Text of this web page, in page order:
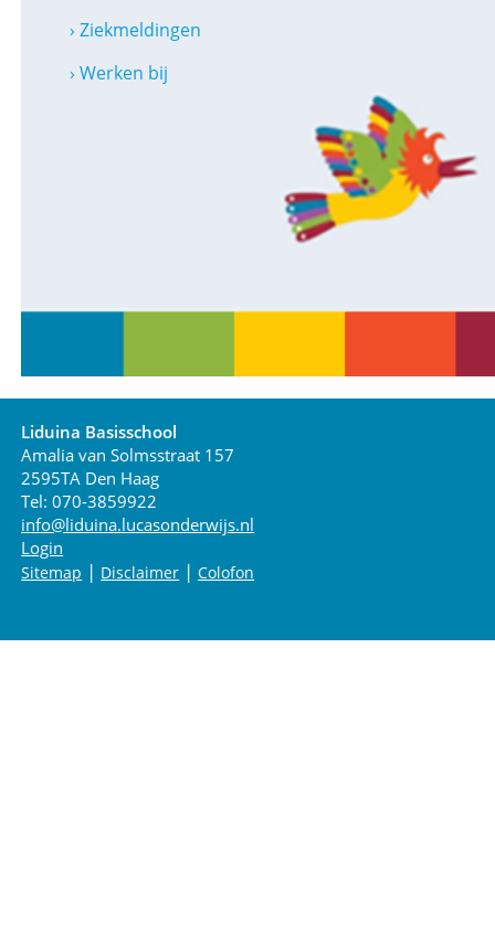
› Ziekmeldingen
› Werken bij
Liduina Basisschool
Amalia van Solmsstraat 157
2595TA Den Haag
Tel: 070-3859922
info@liduina.lucasonderwijs.nl
Login
Sitemap | Disclaimer |Colofon